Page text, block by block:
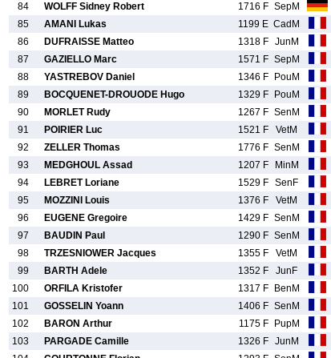
84
WOLFF Sidney Robert 1716 F SepM
85
AMANI Lukas 1199 E CadM
86
DUFRAISSE Matteo 1318 F JunM
87
GAZIELLO Marc 1571 F SepM
88
YASTREBOV Daniel 1346 F PouM
89
BOCQUENET-DROUODE Hugo 1329 F PouM
90
MORLET Rudy 1267 F SenM
91
POIRIER Luc 1521 F VetM
92
ZELLER Thomas 1776 F SenM
93
MEDGHOUL Assad 1207 F MinM
94
LEBRET Loriane 1529 F SenF
95
MOZZINI Louis 1376 F VetM
96
EUGENE Gregoire 1429 F SenM
97
BAUDIN Paul 1290 F SenM
98
TRZESNIOWER Jacques 1355 F VetM
99
BARTH Adele 1352 F JunF
100
ORFILA Kristofer 1317 F BenM
101
GOSSELIN Yoann 1406 F SenM
102
BARON Arthur 1175 F PupM
103
PARGADE Camille 1326 F JunM